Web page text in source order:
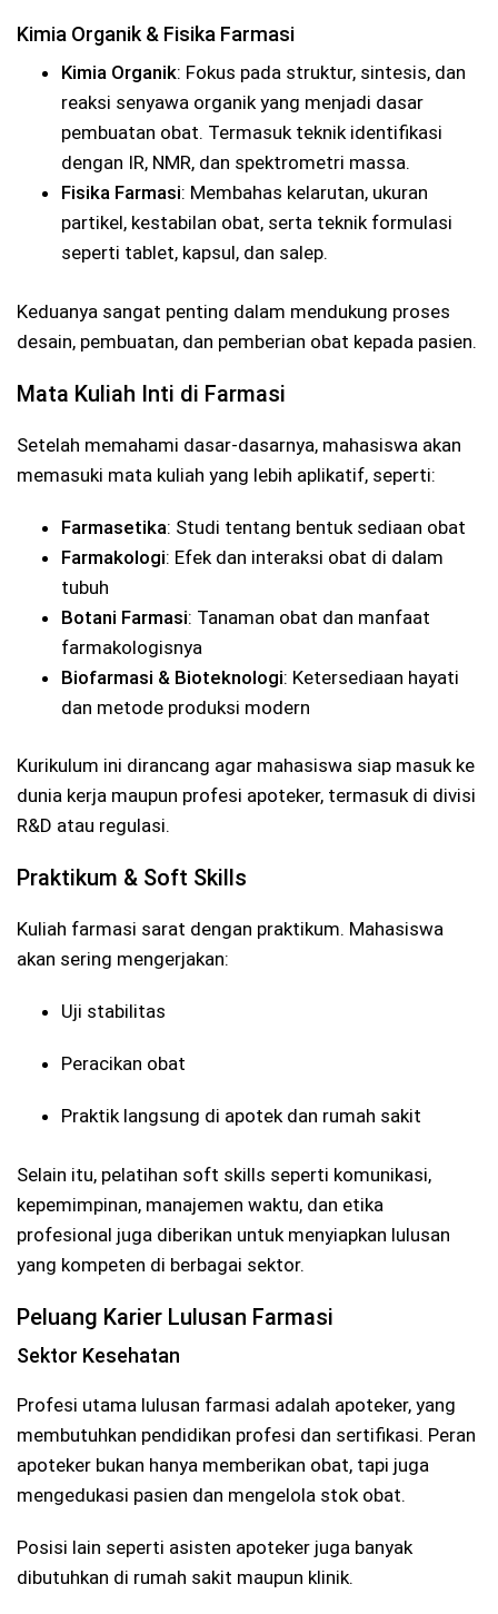
Kimia Organik & Fisika Farmasi
Kimia Organik: Fokus pada struktur, sintesis, dan
reaksi senyawa organik yang menjadi dasar
pembuatan obat. Termasuk teknik identifikasi
dengan IR, NMR, dan spektrometri massa.
Fisika Farmasi: Membahas kelarutan, ukuran
partikel, kestabilan obat, serta teknik formulasi
seperti tablet, kapsul, dan salep.
Keduanya sangat penting dalam mendukung proses
desain, pembuatan, dan pemberian obat kepada pasien.
Mata Kuliah Inti di Farmasi
Setelah memahami dasar-dasarnya, mahasiswa akan
memasuki mata kuliah yang lebih aplikatif, seperti:
Farmasetika: Studi tentang bentuk sediaan obat
Farmakologi: Efek dan interaksi obat di dalam
tubuh
Botani Farmasi: Tanaman obat dan manfaat
farmakologisnya
Biofarmasi & Bioteknologi: Ketersediaan hayati
dan metode produksi modern
Kurikulum ini dirancang agar mahasiswa siap masuk ke
dunia kerja maupun profesi apoteker, termasuk di divisi
R&D atau regulasi.
Praktikum & Soft Skills
Kuliah farmasi sarat dengan praktikum. Mahasiswa
akan sering mengerjakan:
Uji stabilitas
Peracikan obat
Praktik langsung di apotek dan rumah sakit
Selain itu, pelatihan soft skills seperti komunikasi,
kepemimpinan, manajemen waktu, dan etika
profesional juga diberikan untuk menyiapkan lulusan
yang kompeten di berbagai sektor.
Peluang Karier Lulusan Farmasi
Sektor Kesehatan
Profesi utama lulusan farmasi adalah apoteker, yang
membutuhkan pendidikan profesi dan sertifikasi. Peran
apoteker bukan hanya memberikan obat, tapi juga
mengedukasi pasien dan mengelola stok obat.
Posisi lain seperti asisten apoteker juga banyak
dibutuhkan di rumah sakit maupun klinik.